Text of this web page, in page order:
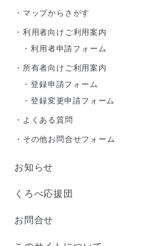
・ マップからさがす
・ 利用者向けご利用案内
・利用者申請フォーム
・ 所有者向けご利用案内
・登録申請フォーム
・登録変更申請フォーム
・ よくある質問
・ その他お問合せフォーム
お知らせ
くろべ応援団
お問合せ